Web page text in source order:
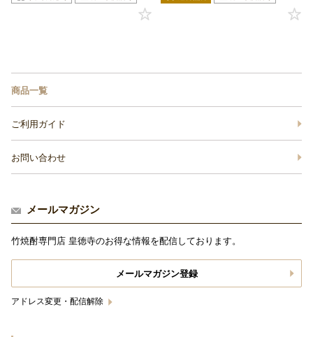
商品一覧
ご利用ガイド
お問い合わせ
メールマガジン
竹焼酎専門店 皇徳寺のお得な情報を配信しております。
メールマガジン登録
アドレス変更・配信解除